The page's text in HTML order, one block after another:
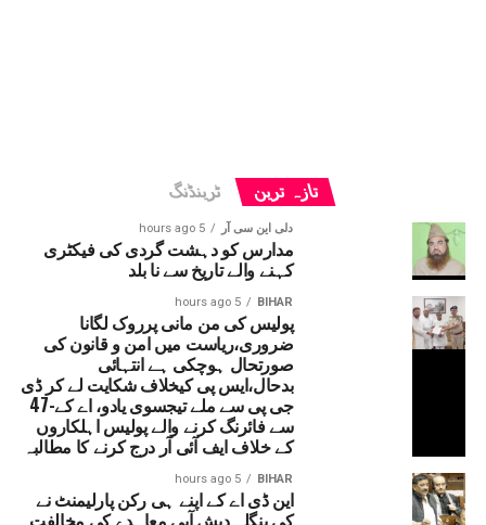
تازہ ترین ٹرینڈنگ
دلی این سی آر 5 hours ago
مدارس کو دہشت گردی کی فیکٹری
کہنے والے تاریخ سے نا بلد
BIHAR
5 hours ago
پولیس کی من مانی پرروک لگانا
ضروری،ریاست میں امن و قانون کی
صورتحال ہوچکی ہے انتہائی
بدحال،ایس پی کیخلاف شکایت لے کر ڈی
جی پی سے ملے تیجسوی یادو، اے کے-47
سے فائرنگ کرنے والے پولیس اہلکاروں
کے خلاف ایف آئی آر درج کرنے کا مطالبہ
BIHAR
5 hours ago
این ڈی اے کے اپنے ہی رکن پارلیمنٹ نے
کی بنگلہ دیش آبی معاہدے کی مخالفت